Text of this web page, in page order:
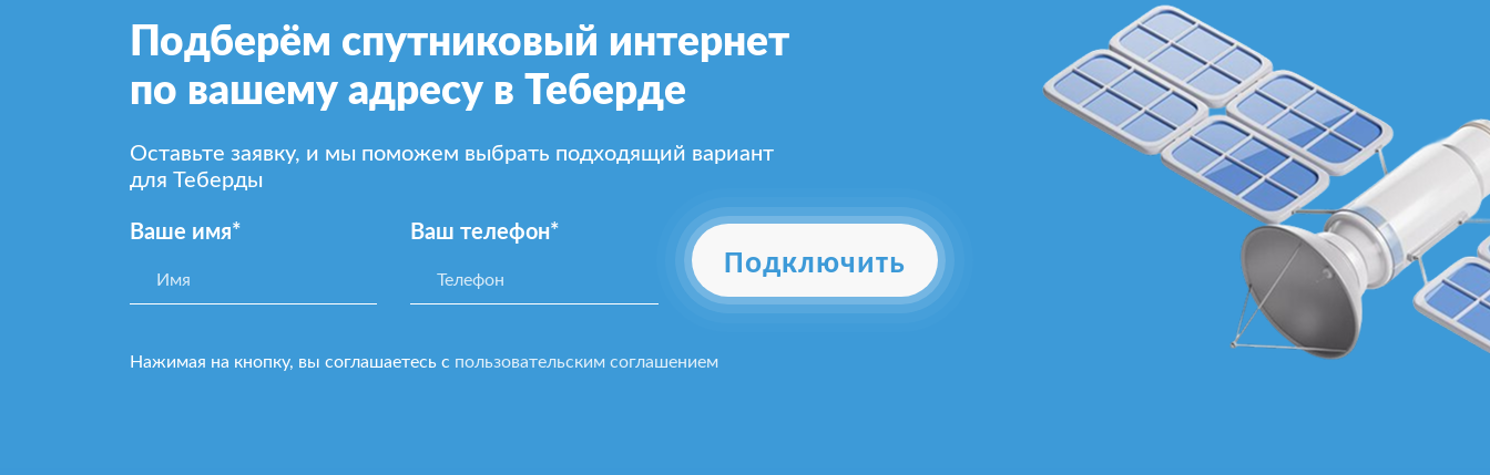
Подберём спутниковый интернет
по вашему адресу в Теберде
Оставьте заявку, и мы поможем выбрать подходящий вариант
для Теберды
Ваше имя* Ваш телефон*
Подключить
Нажимая на кнопку, вы соглашаетесь с пользовательским соглашением